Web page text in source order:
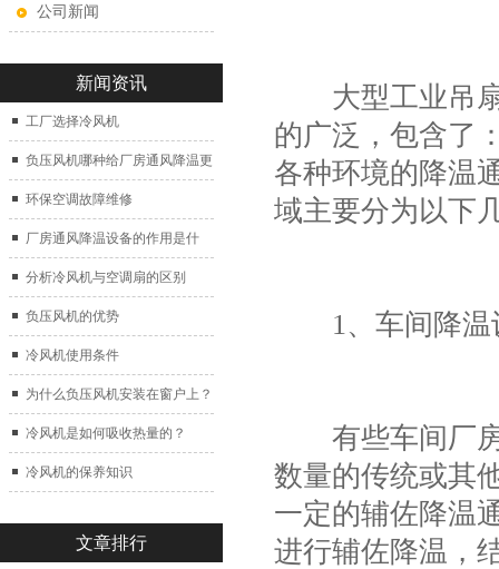
公司新闻
新闻资讯
工厂选择冷风机
负压风机哪种给厂房通风降温更
好？
环保空调故障维修
厂房通风降温设备的作用是什
么？
分析冷风机与空调扇的区别
负压风机的优势
冷风机使用条件
为什么负压风机安装在窗户上？
冷风机是如何吸收热量的？
冷风机的保养知识
文章排行
大型工业吊扇
的广泛，包含了
各种环境的降温
域主要分为以下
1、车间降温
有些车间厂房
数量的传统或其
一定的辅佐降温
进行辅佐降温，